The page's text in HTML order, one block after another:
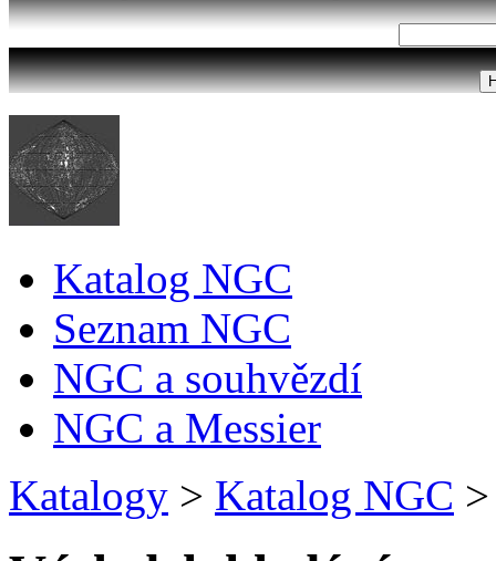
Katalog NGC
Seznam NGC
NGC a souhvězdí
NGC a Messier
Katalogy > Katalog NGC >